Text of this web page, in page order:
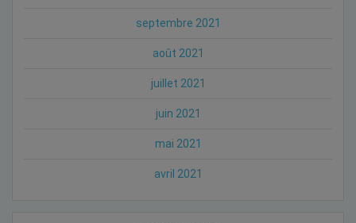
septembre 2021
août 2021
juillet 2021
juin 2021
mai 2021
avril 2021